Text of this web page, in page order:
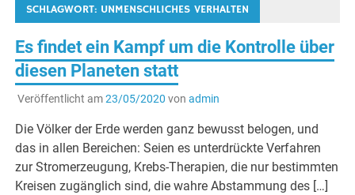
SCHLAGWORT: UNMENSCHLICHES VERHALTEN
Es findet ein Kampf um die Kontrolle über
diesen Planeten statt
Veröffentlicht am23/05/2020 von admin
Die Völker der Erde werden ganz bewusst belogen, und
das in allen Bereichen: Seien es unterdrückte Verfahren
zur Stromerzeugung, Krebs-Therapien, die nur bestimmten
Kreisen zugänglich sind, die wahre Abstammung des […]